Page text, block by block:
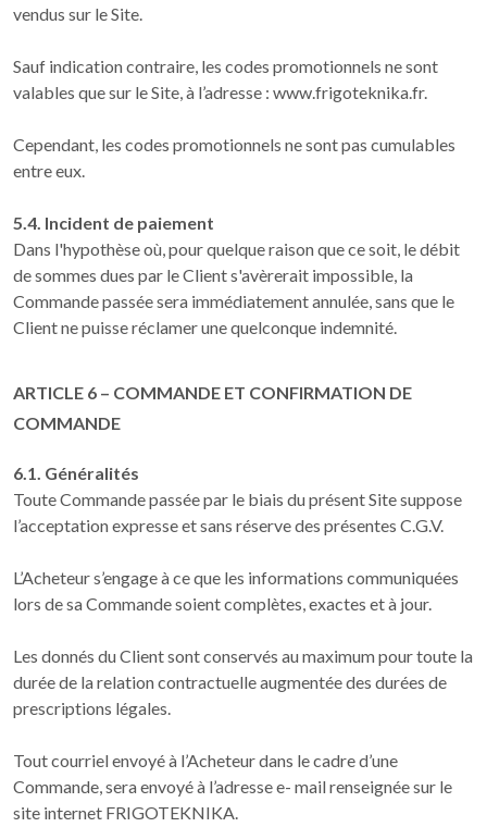
vendus sur le Site.
Sauf indication contraire, les codes promotionnels ne sont
valables que sur le Site, à l’adresse : www.frigoteknika.fr.
Cependant, les codes promotionnels ne sont pas cumulables
entre eux.
5.4. Incident de paiement
Dans l'hypothèse où, pour quelque raison que ce soit, le débit
de sommes dues par le Client s'avèrerait impossible, la
Commande passée sera immédiatement annulée, sans que le
Client ne puisse réclamer une quelconque indemnité.
ARTICLE 6 – COMMANDE ET CONFIRMATION DE
COMMANDE
6.1. Généralités
Toute Commande passée par le biais du présent Site suppose
l’acceptation expresse et sans réserve des présentes C.G.V.
L’Acheteur s’engage à ce que les informations communiquées
lors de sa Commande soient complètes, exactes et à jour.
Les donnés du Client sont conservés au maximum pour toute la
durée de la relation contractuelle augmentée des durées de
prescriptions légales.
Tout courriel envoyé à l’Acheteur dans le cadre d’une
Commande, sera envoyé à l’adresse e- mail renseignée sur le
site internet FRIGOTEKNIKA.